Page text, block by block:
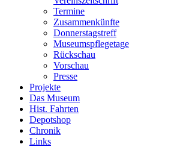
Termine
Zusammenkünfte
Donnerstagstreff
Museumspflegetage
Rückschau
Vorschau
Presse
Projekte
Das Museum
Hist. Fahrten
Depotshop
Chronik
Links